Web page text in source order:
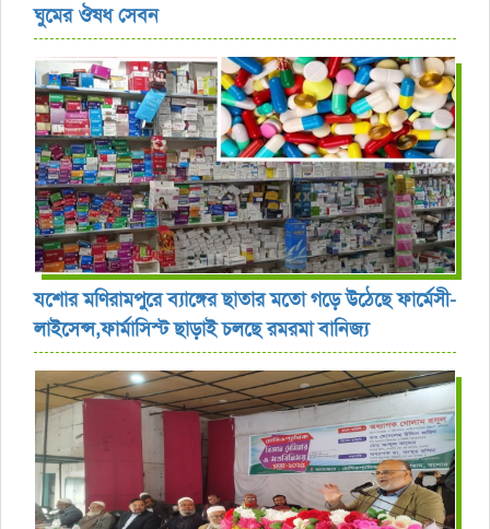
ঘুমের ঔষধ সেবন
যশোর ‎মণিরামপুরে ব্যাঙ্গের ছাতার মতো গড়ে উঠেছে ফার্মেসী-
লাইসেন্স,ফার্মাসিস্ট ছাড়াই চলছে রমরমা বানিজ্য ‎